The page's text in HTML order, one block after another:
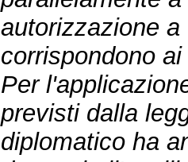
autorizzazione
corrispondono
Per
previsti dalla
diplomatico ha